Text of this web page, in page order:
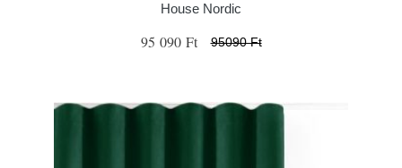
House Nordic
95 090 Ft 95090 Ft